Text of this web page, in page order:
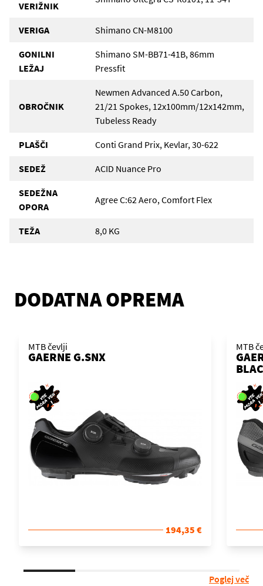
VERIŽNIK
VERIGA Shimano CN-M8100
GONILNI
LEŽAJ
Shimano SM-BB71-41B, 86mm
Pressfit
OBROČNIK
Newmen Advanced A.50 Carbon,
21/21 Spokes, 12x100mm/12x142mm,
Tubeless Ready
PLAŠČI Conti Grand Prix, Kevlar, 30-622
SEDEŽ ACID Nuance Pro
SEDEŽNA
OPORA
Agree C:62 Aero, Comfort Flex
TEŽA 8,0 KG
DODATNA OPREMA
MTB čevlji
GAERNE G.SNX
194,35 €
MTB
Poglej več